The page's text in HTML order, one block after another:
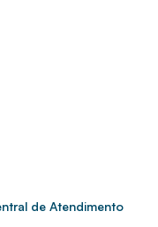
de Atendimento